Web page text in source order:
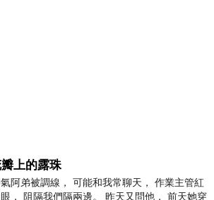
上的露珠
阿弟被調線， 可能和我常聊天， 作業主管紅
， 阻隔我們隔兩邊。 昨天又問他， 前天她穿